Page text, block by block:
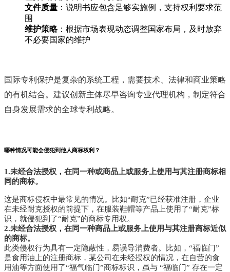
文件质量 ‌：说明书应包含足够实施例，支持权利要求范
围
维护策略‌：根据市场表现动态调整国家布局，及时放弃
不必要国家的维护
国际专利保护是复杂的系统工程，需要技术、法律和商业策略
的有机结合。建议创新主体尽早咨询专业代理机构，制定符合
自身发展需求的全球专利战略。
哪种情况可能会侵犯到他人商标权利？
1.未经合法授权，在同一种或商品上或服务上使用与其注册商标相
同的商标。
这是商标侵权中最常见的情况。比如“耐克”已经获准注册，企业
在未经耐克授权的前提下，在服装鞋帽等产品上使用了“耐克”标
识，就侵犯到了“耐克”的商标专用权。
2.未经合法授权，在同一种商品上或服务上使用与其注册商标近似
的商标。
此类侵权行为具有一定隐蔽性，易误导消费者。
比如，“福临门”
是食用油上的注册商标，某公司在未经授权的情况，在自营的食
用油等方面使用了“福气临门”商标标识，虽与 “福临门” 存在一定